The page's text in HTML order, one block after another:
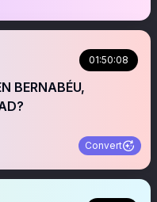
01:50:08
BERNABÉU,
Convert